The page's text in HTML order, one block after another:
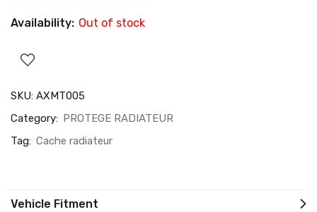
Availability: Out of stock
SKU: AXMT005
Category: PROTEGE RADIATEUR
Tag: Cache radiateur
Vehicle Fitment